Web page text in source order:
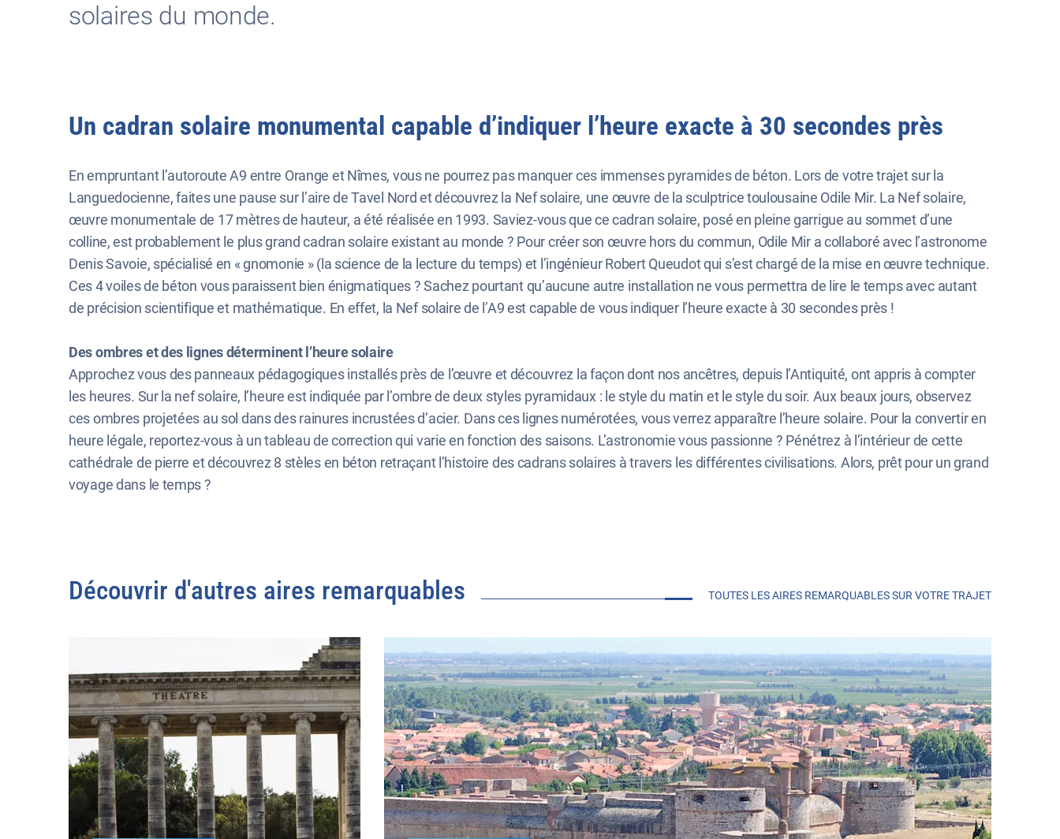
solaires du monde.
Un cadran solaire monumental capable d’indiquer l’heure exacte à 30 secondes près
En empruntant l’autoroute A9 entre Orange et Nîmes, vous ne pourrez pas manquer ces immenses pyramides de béton. Lors de votre trajet sur la
Languedocienne, faites une pause sur l’aire de Tavel Nord et découvrez la Nef solaire, une œuvre de la sculptrice toulousaine Odile Mir. La Nef solaire,
œuvre monumentale de 17 mètres de hauteur, a été réalisée en 1993. Saviez-vous que ce cadran solaire, posé en pleine garrigue au sommet d’une
colline, est probablement le plus grand cadran solaire existant au monde ? Pour créer son œuvre hors du commun, Odile Mir a collaboré avec l’astronome
Denis Savoie, spécialisé en « gnomonie » (la science de la lecture du temps) et l’ingénieur Robert Queudot qui s’est chargé de la mise en œuvre technique.
Ces 4 voiles de béton vous paraissent bien énigmatiques ? Sachez pourtant qu’aucune autre installation ne vous permettra de lire le temps avec autant
de précision scientifique et mathématique. En effet, la Nef solaire de l’A9 est capable de vous indiquer l’heure exacte à 30 secondes près !
Des ombres et des lignes déterminent l’heure solaire
Approchez vous des panneaux pédagogiques installés près de l’œuvre et découvrez la façon dont nos ancêtres, depuis l’Antiquité, ont appris à compter
les heures. Sur la nef solaire, l’heure est indiquée par l’ombre de deux styles pyramidaux : le style du matin et le style du soir. Aux beaux jours, observez
ces ombres projetées au sol dans des rainures incrustées d’acier. Dans ces lignes numérotées, vous verrez apparaître l’heure solaire. Pour la convertir en
heure légale, reportez-vous à un tableau de correction qui varie en fonction des saisons. L’astronomie vous passionne ? Pénétrez à l’intérieur de cette
cathédrale de pierre et découvrez 8 stèles en béton retraçant l’histoire des cadrans solaires à travers les différentes civilisations. Alors, prêt pour un grand
voyage dans le temps ?
Découvrir d'autres aires remarquables TOUTES LES AIRES REMARQUABLES SUR VOTRE TRAJET